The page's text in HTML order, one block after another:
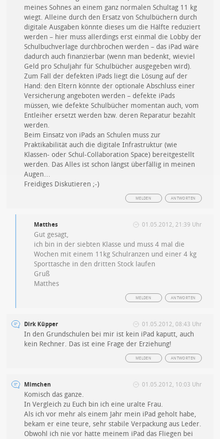
meines Sohnes an einem ganz normalen Schultag 11 kg
wiegt. Alleine durch den Ersatz von Schulbüchern durch
digitale Ausgaben könnte dieses um die Hälfte reduziert
werden – hier muss allerdings erst einmal die Lobby der
Schulbuchverlage durchbrochen werden – das iPad wäre
dadurch auch finanzierbar (wenn man bedenkt, wieviel
Geld pro Schuljahr für Schulbücher ausgegeben wird).
Zum Fall der defekten iPads liegt die Lösung auf der
Hand: den Eltern könnte der optionale Abschluss einer
Versicherung angeboten werden – defekte iPads
müssen, wie defekte Schulbücher momentan auch, vom
Entleiher ersetzt werden bzw. deren Reparatur bezahlt
werden.
Beim Einsatz von iPads an Schulen muss zur
Praktikabilität auch die digitale Infrastruktur (wie
Klassen- oder Schul-Collaboration Space) bereitgestellt
werden. Das Alles ist schon längst überfällig in meinen
Augen…
Freidiges Diskutieren ;-)
ANTWORTEN
MELDEN
Matthes 01.05.2012, 21:39 Uhr
Gut gesagt,
ich bin in der siebten Klasse und muss 4 mal die
Wochen mit einem 11kg Schulranzen und einer 4 kg
Sporttasche in den dritten Stock laufen
Gruß
Matthes
ANTWORTEN
MELDEN
Dirk Küpper 01.05.2012, 08:43 Uhr
In den Grundschulen bei mir ist kein iPad kaputt, auch
kein Rechner. Das ist eine Frage der Erziehung!
ANTWORTEN
MELDEN
Mimchen 01.05.2012, 10:03 Uhr
Komisch das ganze.
In Vergleich zu Euch bin ich eine uralte Frau.
Als ich vor mehr als einem Jahr mein iPad geholt habe,
bekam er eine teure, sehr stabile Verpackung aus Leder.
Obwohl ich nie vor hatte meinem iPad das Fliegen bei